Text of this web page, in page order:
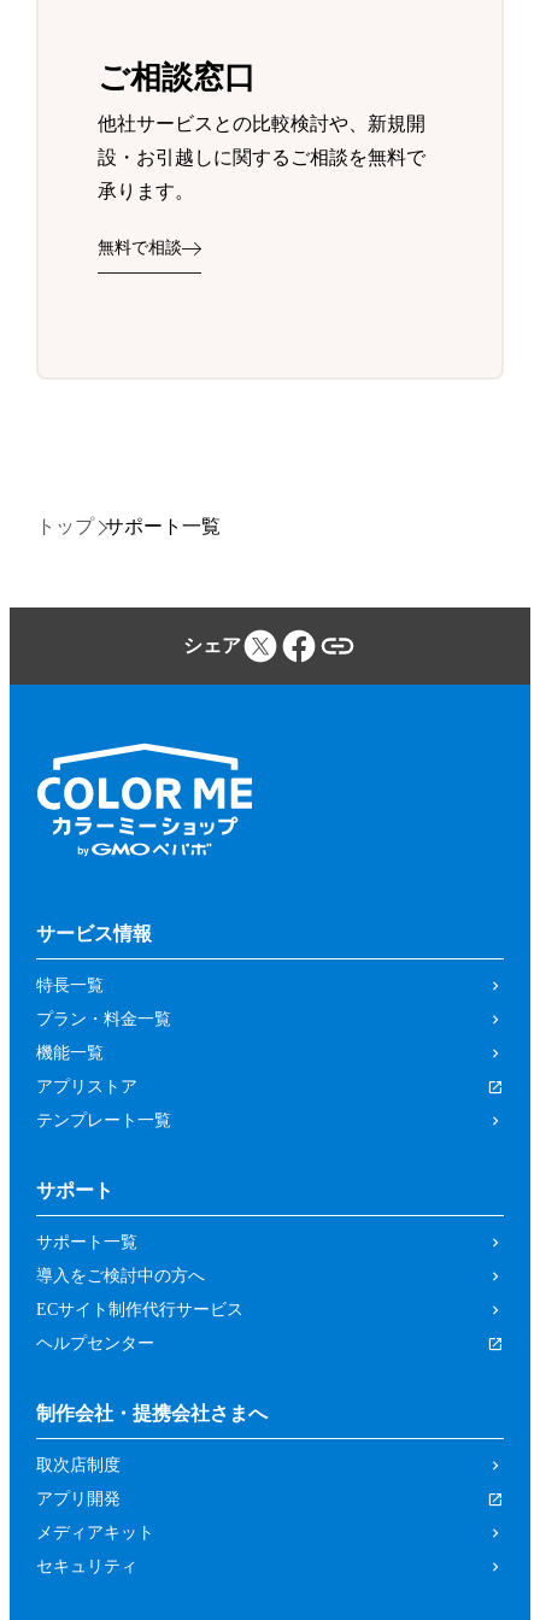
ご相談窓口
他社サービスとの比較検討や、新規開
設・お引越しに関するご相談を無料で
承ります。
無料で相談
トップ サポート一覧
シェア
サービス情報
特長一覧
プラン・料金一覧
機能一覧
アプリストア
テンプレート一覧
サポート
サポート一覧
導入をご検討中の方へ
ECサイト制作代行サービス
ヘルプセンター
制作会社・提携会社さまへ
取次店制度
アプリ開発
メディアキット
セキュリティ